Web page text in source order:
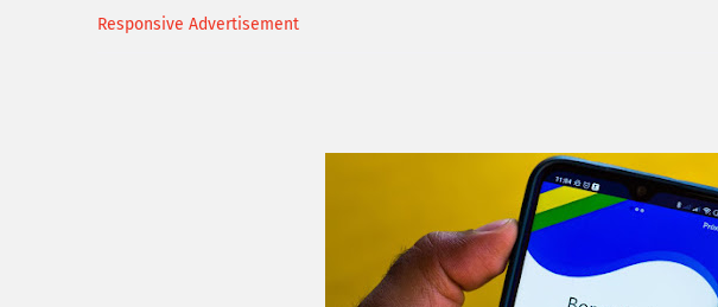
Responsive Advertisement